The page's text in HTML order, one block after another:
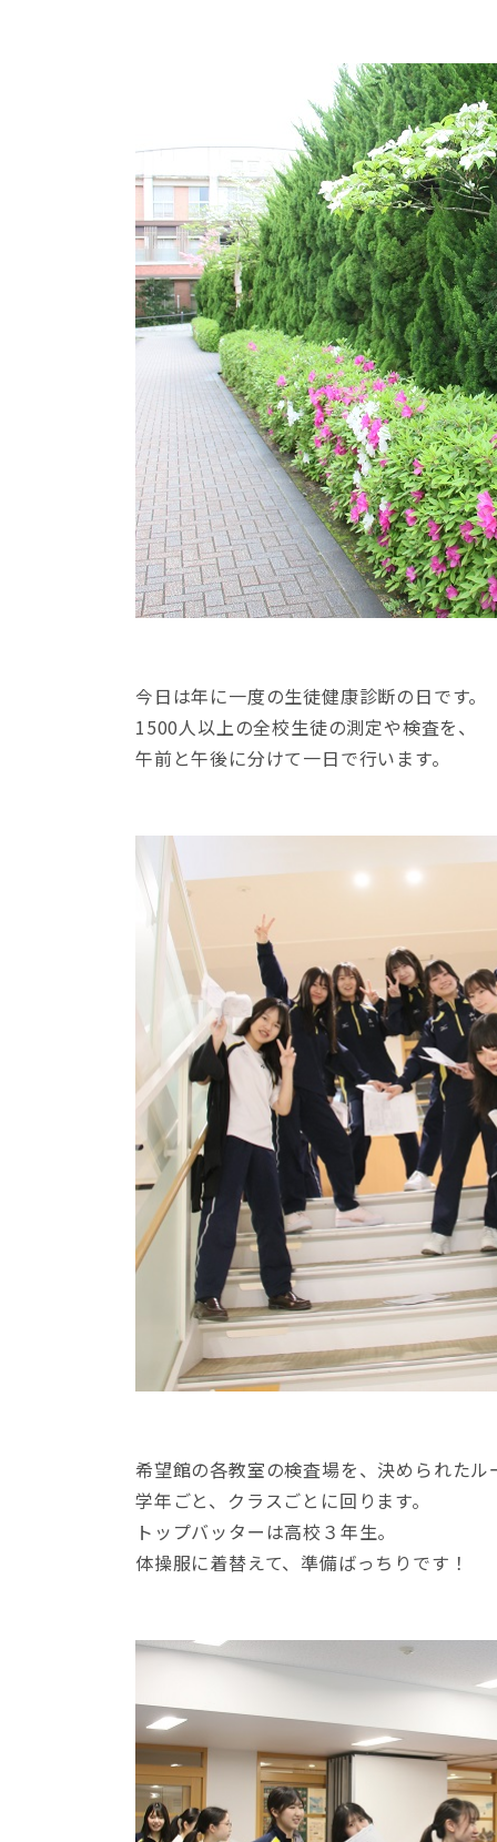
今日は年に一度の生徒健康診断の日です。
1500人以上の全校生徒の測定や検査を、
午前と午後に分けて一日で行います。
希望館の各教室の検査場を、決められたル
学年ごと、クラスごとに回ります。
トップバッターは高校３年生。
体操服に着替えて、準備ばっちりです！